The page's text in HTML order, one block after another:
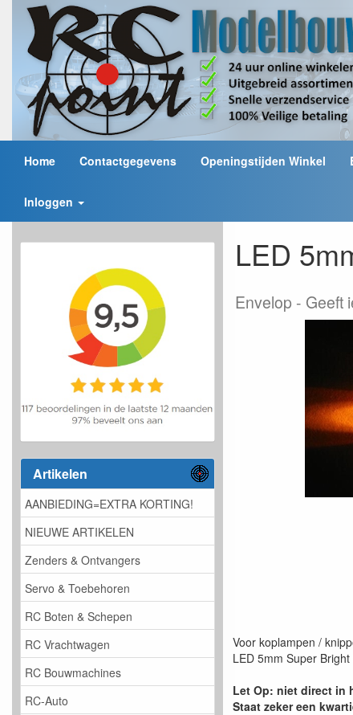
Home Contactgegevens Openingstijden Winkel
Inloggen
Artikelen
AANBIEDING=EXTRA KORTING!
NIEUWE ARTIKELEN
Zenders & Ontvangers
Servo & Toebehoren
RC Boten & Schepen
RC Vrachtwagen
RC Bouwmachines
RC-Auto
LED
Envelop Geeft
Voor koplampen /
LED 5mm Super
Let Op: niet direct in
Staat zeker een